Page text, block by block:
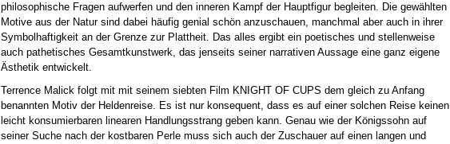
philosophische Fragen aufwerfen und den inneren Kampf der Hauptfigur begleiten. Die gewählten
Motive aus der Natur sind dabei häufig genial schön anzuschauen, manchmal aber auch in ihrer
Symbolhaftigkeit an der Grenze zur Plattheit. Das alles ergibt ein poetisches und stellenweise
auch pathetisches Gesamtkunstwerk, das jenseits seiner narrativen Aussage eine ganz eigene
Ästhetik entwickelt.
Terrence Malick folgt mit mit seinem siebten Film KNIGHT OF CUPS dem gleich zu Anfang
benannten Motiv der Heldenreise. Es ist nur konsequent, dass es auf einer solchen Reise keinen
leicht konsumierbaren linearen Handlungsstrang geben kann. Genau wie der Königssohn auf
seiner Suche nach der kostbaren Perle muss sich auch der Zuschauer auf einen langen und